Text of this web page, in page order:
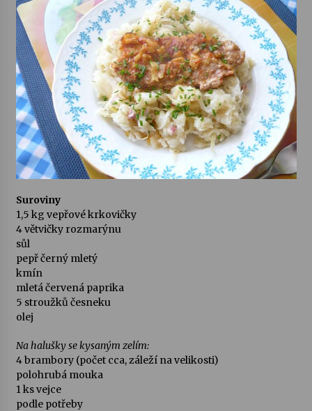
Vysočinka
17. 7. 2026
Ozvěny prázdnin
14. 7. 2026
Za kulturou kousek za Humpolec. V Želivě ožije
odkaz Josefa Čapka
13. 7. 2026
Želiv
3. 7. 2026
30. 6. 2026
Suroviny
1,5 kg vepřové krkovičky
4 větvičky rozmarýnu
sůl
pepř černý mletý
kmín
mletá červená paprika
5 stroužků česneku
olej
Na halušky se kysaným zelím:
4 brambory (počet cca, záleží na velikosti)
polohrubá mouka
1 ks vejce
podle potřeby